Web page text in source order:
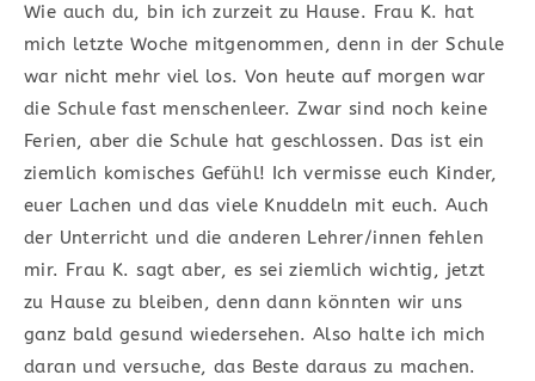
Wie auch du, bin ich zurzeit zu Hause. Frau K. hat
mich letzte Woche mitgenommen, denn in der Schule
war nicht mehr viel los. Von heute auf morgen war
die Schule fast menschenleer. Zwar sind noch keine
Ferien, aber die Schule hat geschlossen. Das ist ein
ziemlich komisches Gefühl! Ich vermisse euch Kinder,
euer Lachen und das viele Knuddeln mit euch. Auch
der Unterricht und die anderen Lehrer/innen fehlen
mir. Frau K. sagt aber, es sei ziemlich wichtig, jetzt
zu Hause zu bleiben, denn dann könnten wir uns
ganz bald gesund wiedersehen. Also halte ich mich
daran und versuche, das Beste daraus zu machen.